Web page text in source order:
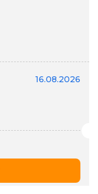
16.08.2026